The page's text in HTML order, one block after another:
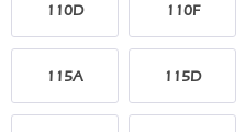
110D 110F
115A 115D